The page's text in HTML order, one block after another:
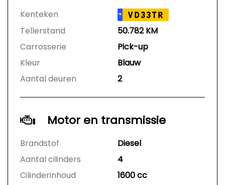
Kenteken NL VD33TR
Tellerstand
50.782 KM
Carrosserie
Pick-up
Kleur
Blauw
Aantal deuren
2
Motor en transmissie
Brandstof
Diesel
Aantal cilinders
4
Cilinderinhoud
1600 cc